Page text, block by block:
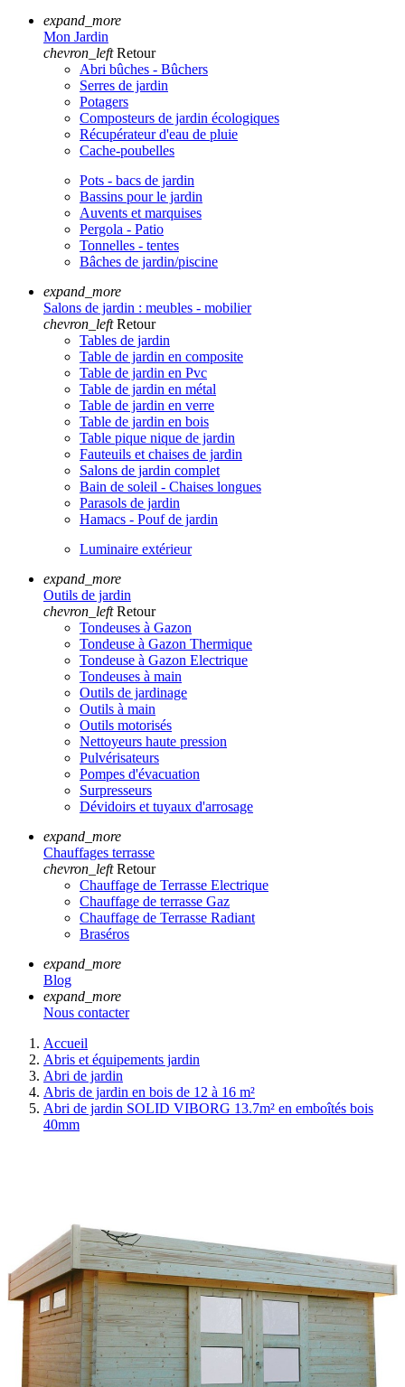
expand_more
Mon Jardin
chevron_left Retour
Abri bûches - Bûchers
Serres de jardin
Potagers
Composteurs de jardin écologiques
Récupérateur d'eau de pluie
Cache-poubelles
Pots - bacs de jardin
Bassins pour le jardin
Auvents et marquises
Pergola - Patio
Tonnelles - tentes
Bâches de jardin/piscine
expand_more
Salons de jardin : meubles - mobilier
chevron_left Retour
Tables de jardin
Table de jardin en composite
Table de jardin en Pvc
Table de jardin en métal
Table de jardin en verre
Table de jardin en bois
Table pique nique de jardin
Fauteuils et chaises de jardin
Salons de jardin complet
Bain de soleil - Chaises longues
Parasols de jardin
Hamacs - Pouf de jardin
Luminaire extérieur
expand_more
Outils de jardin
chevron_left Retour
Tondeuses à Gazon
Tondeuse à Gazon Thermique
Tondeuse à Gazon Electrique
Tondeuses à main
Outils de jardinage
Outils à main
Outils motorisés
Nettoyeurs haute pression
Pulvérisateurs
Pompes d'évacuation
Surpresseurs
Dévidoirs et tuyaux d'arrosage
expand_more
Chauffages terrasse
chevron_left Retour
Chauffage de Terrasse Electrique
Chauffage de terrasse Gaz
Chauffage de Terrasse Radiant
Braséros
expand_more
Blog
expand_more
Nous contacter
Accueil
Abris et équipements jardin
Abri de jardin
Abris de jardin en bois de 12 à 16 m²
Abri de jardin SOLID VIBORG 13.7m² en emboîtés bois
40mm